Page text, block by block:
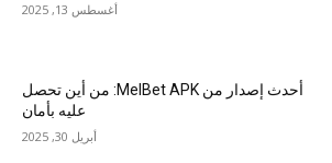
أغسطس 13, 2025
أحدث إصدار من MelBet APK: من أين تحصل
عليه بأمان
أبريل 30, 2025